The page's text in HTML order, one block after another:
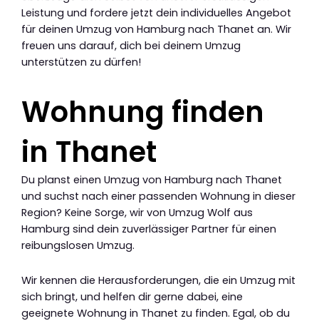
Leistung und fordere jetzt dein individuelles Angebot
für deinen Umzug von Hamburg nach Thanet an. Wir
freuen uns darauf, dich bei deinem Umzug
unterstützen zu dürfen!
Wohnung finden
in Thanet
Du planst einen Umzug von Hamburg nach Thanet
und suchst nach einer passenden Wohnung in dieser
Region? Keine Sorge, wir von Umzug Wolf aus
Hamburg sind dein zuverlässiger Partner für einen
reibungslosen Umzug.
Wir kennen die Herausforderungen, die ein Umzug mit
sich bringt, und helfen dir gerne dabei, eine
geeignete Wohnung in Thanet zu finden. Egal, ob du